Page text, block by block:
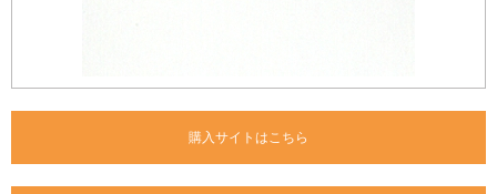
購入サイトはこちら